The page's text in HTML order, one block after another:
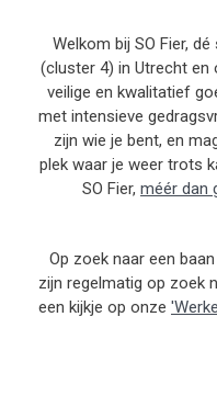
Welkom bij SO Fier,
(cluster 4) in Utrecht en
veilige en kwalitatief
met intensieve
zijn wie je bent, en
plek waar je weer trots
SO Fier, méér dan
Op zoek naar een
zijn regelmatig op zoek
een kijkje op onze